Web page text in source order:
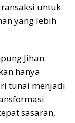
untuk
yang lebih
Jihan
hanya
tunai menjadi
sasaran,